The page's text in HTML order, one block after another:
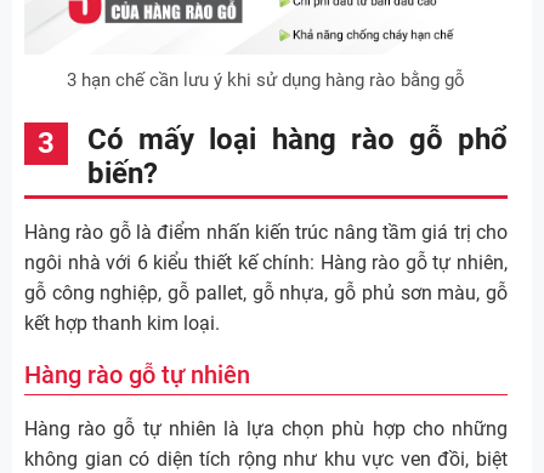
3 hạn chế cần lưu ý khi sử dụng hàng rào bằng gỗ
Có mấy loại hàng rào gỗ phổ
biến?
Hàng rào gỗ là điểm nhấn kiến trúc nâng tầm giá trị cho
ngôi nhà với 6 kiểu thiết kế chính: Hàng rào gỗ tự nhiên,
gỗ công nghiệp, gỗ pallet, gỗ nhựa, gỗ phủ sơn màu, gỗ
kết hợp thanh kim loại.
Hàng rào gỗ tự nhiên
Hàng rào gỗ tự nhiên là lựa chọn phù hợp cho những
không gian có diện tích rộng như khu vực ven đồi, biệt